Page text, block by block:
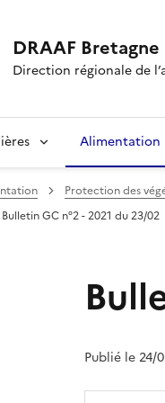
DRAAF Bretagne
Direction régionale de
Alimentation
Protection des
Bulletin GC n°2 - 2021 du 23/02
Publié le 24/